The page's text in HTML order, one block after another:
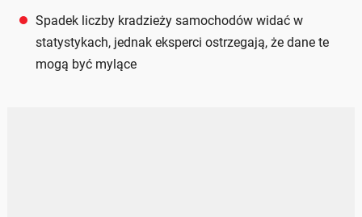
Spadek liczby kradzieży samochodów widać w
statystykach, jednak eksperci ostrzegają, że dane te
mogą być mylące